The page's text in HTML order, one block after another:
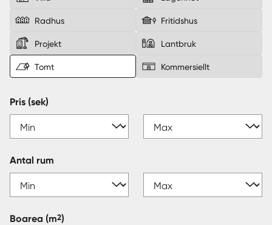
Radhus Fritidshus
Projekt Lantbruk
Tomt Kommersiellt
Pris (sek)
Antal rum
Boarea (m2)